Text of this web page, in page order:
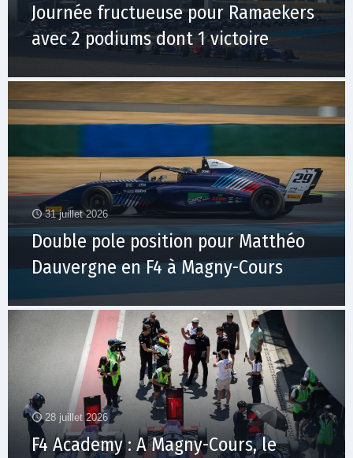
Journée fructueuse pour Ramaekers
avec 2 podiums dont 1 victoire
31 juillet 2026
Double pole position pour Matthéo
Dauvergne en F4 à Magny-Cours
28 juillet 2026
F4 Academy : A Magny-Cours, le